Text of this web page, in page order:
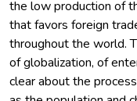
the low production of
that favors foreign
throughout the world.
of globalization, of
clear about the